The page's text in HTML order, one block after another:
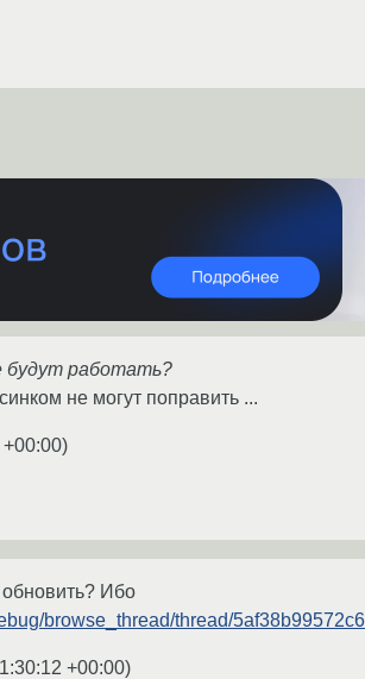
будут работать?
не могут поправить ...
+00:00)
Ибо
browse_thread/thread/
+00:00)